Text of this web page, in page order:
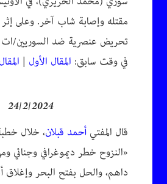
مقتله وإصابة شاب آخر. وعلى
تحريض عنصرية ضد السوريين/ات في
في وقت سابق: المقال الأول |
24/2/2024
قال المفتي أحمد قبلان، خلال
«النزوح خطر ديموغرافي وجنائي
داهم، والحل بفتح البحر